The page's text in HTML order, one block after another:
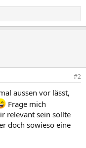
#2
aussen vor lässt,
Frage mich
relevant sein sollte
doch sowieso eine